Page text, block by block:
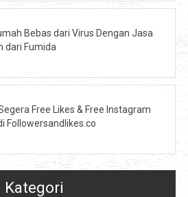
Bebas dari Virus Dengan Jasa
dari Fumida
Free Likes & Free Instagram
Followersandlikes.co
Kategori